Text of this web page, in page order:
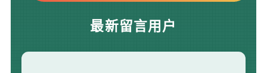
最新留言用户